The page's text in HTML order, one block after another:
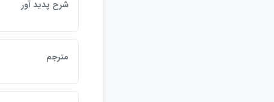
شرح پديد آور
مترجم